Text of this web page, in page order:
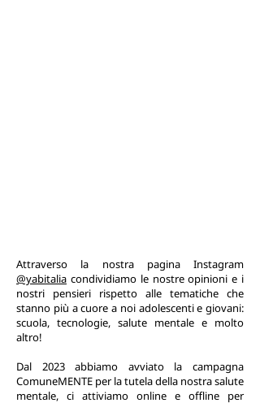
Attraverso la nostra pagina Instagram
@yabitalia condividiamo le nostre opinioni e i
nostri pensieri rispetto alle tematiche che
stanno più a cuore a noi adolescenti e giovani:
scuola, tecnologie, salute mentale e molto
altro!
Dal 2023 abbiamo avviato la campagna
ComuneMENTE per la tutela della nostra salute
mentale, ci attiviamo online e offline per